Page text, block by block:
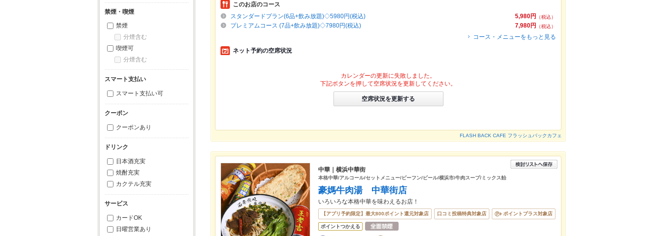
禁煙・喫煙
禁煙
分煙含む
喫煙可
分煙含む
スマート支払い
スマート支払い可
クーポン
クーポンあり
ドリンク
日本酒充実
焼酎充実
カクテル充実
サービス
カードOK
日曜営業あり
このお店のコース
5,980円
（税込）
スタンダードプラン(6品+飲み放題)◇5980円(税込)
7,980円
（税込）
プレミアムコース (7品+飲み放題)◇7980円(税込)
コース・メニューをもっと見る
ネット予約の空席状況
カレンダーの更新に失敗しました。
下記ボタンを押して空席状況を更新してください。
空席状況を更新する
FLASH BACK CAFE フラッシュバックカフェ
中華｜横浜中華街
本格中華/アルコール/セットメニュー/ビーフン/ビール/横浜市/牛肉スープ/ミックス飴
豪媽牛肉湯 中華街店
いろいろな本格中華を味わえるお店！
【アプリ予約限定】最大800ポイント還元対象店 口コミ投稿特典対象店 ポイントプラス対象店
ポイントつかえる